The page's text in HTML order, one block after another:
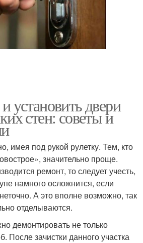
установить двери
стен: советы и
имея под рукой рулетку. Тем, кто
значительно проще.
ремонт, то следует учесть,
намного осложнится, если
А это вполне возможно, так
отделываются.
демонтировать не только
После зачистки данного участка